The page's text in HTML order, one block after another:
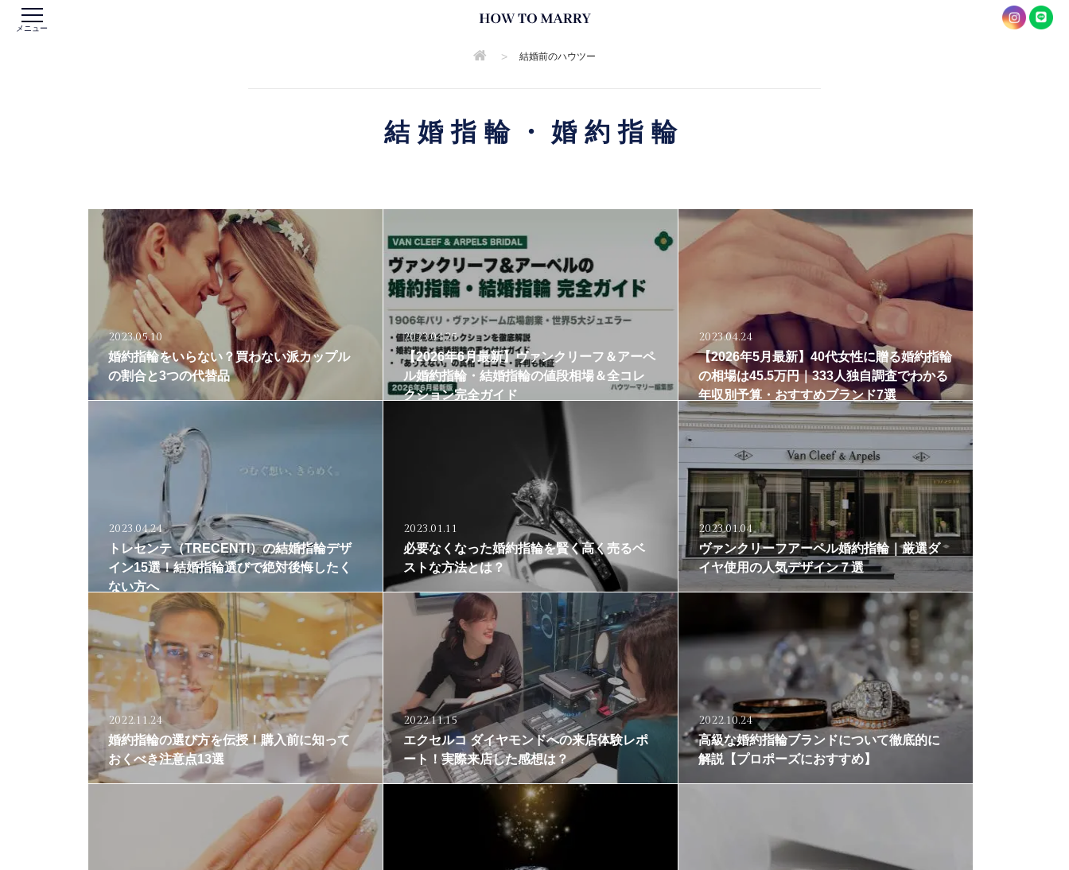
メニュー
> 結婚前のハウツー
結婚指輪・婚約指輪
2023.05.10
婚約指輪をいらない？買わない派カップル
の割合と3つの代替品
2023.04.25
【2026年6月最新】ヴァンクリーフ＆アーペ
ル婚約指輪・結婚指輪の値段相場＆全コレ
クション完全ガイド
2023.04.24
【2026年5月最新】40代女性に贈る婚約指輪
の相場は45.5万円｜333人独自調査でわかる
年収別予算・おすすめブランド7選
2023.04.24
トレセンテ（TRECENTI）の結婚指輪デザ
イン15選！結婚指輪選びで絶対後悔したく
ない方へ
2023.01.11
必要なくなった婚約指輪を賢く高く売るベ
ストな方法とは？
2023.01.04
ヴァンクリーフアーペル婚約指輪｜厳選ダ
イヤ使用の人気デザイン７選
2022.11.24
婚約指輪の選び方を伝授！購入前に知って
おくべき注意点13選
2022.11.15
エクセルコ ダイヤモンドへの来店体験レポ
ート！実際来店した感想は？
2022.10.24
高級な婚約指輪ブランドについて徹底的に
解説【プロポーズにおすすめ】